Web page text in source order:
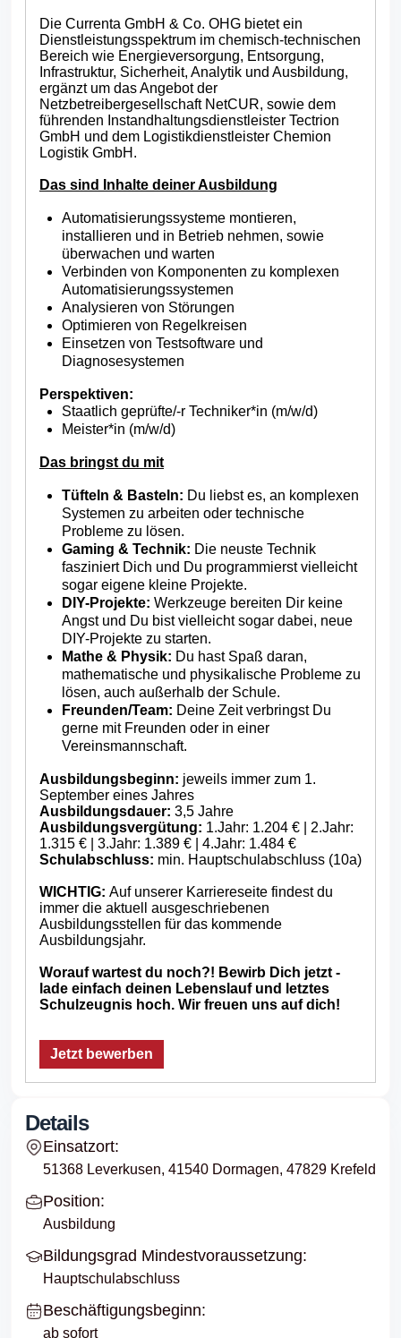
Die Currenta GmbH & Co. OHG bietet ein
Dienstleistungsspektrum im chemisch-technischen
Bereich wie Energieversorgung, Entsorgung,
Infrastruktur, Sicherheit, Analytik und Ausbildung,
ergänzt um das Angebot der
Netzbetreibergesellschaft NetCUR, sowie dem
führenden Instandhaltungsdienstleister Tectrion
GmbH und dem Logistikdienstleister Chemion
Logistik GmbH.
Das sind Inhalte deiner Ausbildung
Automatisierungssysteme montieren,
installieren und in Betrieb nehmen, sowie
überwachen und warten
Verbinden von Komponenten zu komplexen
Automatisierungssystemen
Analysieren von Störungen
Optimieren von Regelkreisen
Einsetzen von Testsoftware und
Diagnosesystemen
Perspektiven:
Staatlich geprüfte/-r Techniker*in (m/w/d)
Meister*in (m/w/d)
Das bringst du mit
Tüfteln & Basteln: Du liebst es, an komplexen
Systemen zu arbeiten oder technische
Probleme zu lösen.
Gaming & Technik: Die neuste Technik
fasziniert Dich und Du programmierst vielleicht
sogar eigene kleine Projekte.
DIY-Projekte: Werkzeuge bereiten Dir keine
Angst und Du bist vielleicht sogar dabei, neue
DIY-Projekte zu starten.
Mathe & Physik: Du hast Spaß daran,
mathematische und physikalische Probleme zu
lösen, auch außerhalb der Schule.
Freunden/Team: Deine Zeit verbringst Du
gerne mit Freunden oder in einer
Vereinsmannschaft.
Ausbildungsbeginn: jeweils immer zum 1.
September eines Jahres
Ausbildungsdauer: 3,5 Jahre
Ausbildungsvergütung: 1.Jahr: 1.204 € | 2.Jahr:
1.315 € | 3.Jahr: 1.389 € | 4.Jahr: 1.484 €
Schulabschluss: min. Hauptschulabschluss (10a)
WICHTIG: Auf unserer Karriereseite findest du
immer die aktuell ausgeschriebenen
Ausbildungsstellen für das kommende
Ausbildungsjahr.
Worauf wartest du noch?! Bewirb Dich jetzt -
lade einfach deinen Lebenslauf und letztes
Schulzeugnis hoch. Wir freuen uns auf dich!
Jetzt bewerben
Details
Einsatzort:
51368 Leverkusen, 41540 Dormagen, 47829 Krefeld
Position:
Ausbildung
Bildungsgrad Mindestvoraussetzung:
Hauptschulabschluss
Beschäftigungsbeginn:
ab sofort